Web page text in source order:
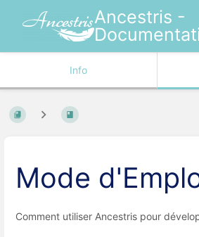
Ancestris -
Info
Mode
Comment utiliser Ancestris pour